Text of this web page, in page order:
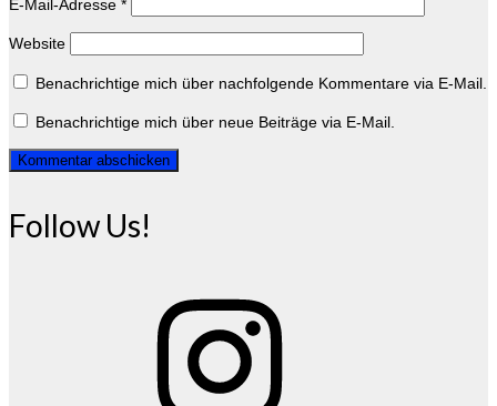
E-Mail-Adresse *
Website
Benachrichtige mich über nachfolgende Kommentare via E-Mail.
Benachrichtige mich über neue Beiträge via E-Mail.
Follow Us!